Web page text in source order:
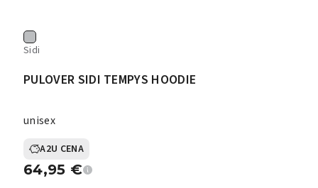
Sidi
PULOVER SIDI TEMPYS HOODIE
unisex
A2U CENA
64,95 €